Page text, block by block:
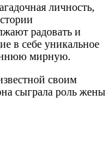
личность,
радовать и
в себе уникальное
мирную.
своим
сыграла роль жены